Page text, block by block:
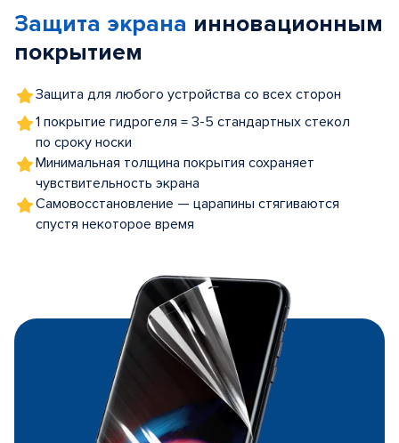
5
Защита экрана инновационным
покрытием
Защита для любого устройства со всех сторон
1 покрытие гидрогеля = 3-5 стандартных стекол
по сроку носки
Минимальная толщина покрытия сохраняет
чувствительность экрана
Самовосстановление — царапины стягиваются
спустя некоторое время